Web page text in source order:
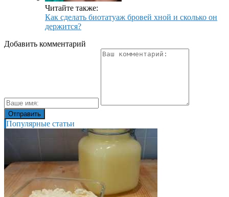
Читайте также:
Как сделать биотатуаж бровей хной и сколько он
держится?
Добавить комментарий
Популярные статьи